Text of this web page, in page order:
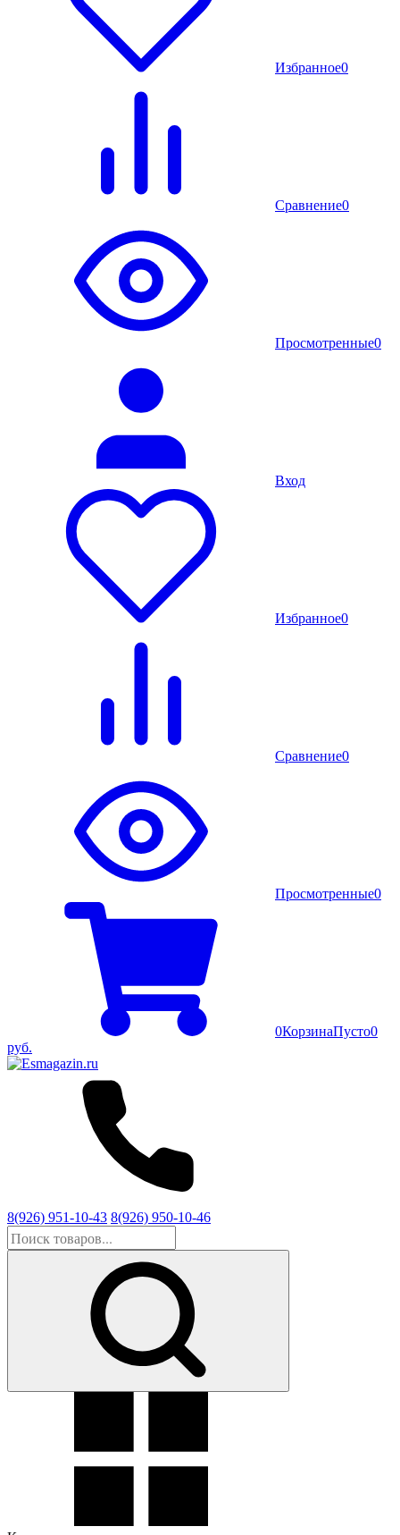
Избранное0
Сравнение0
Просмотренные0
Вход
Избранное0
Сравнение0
Просмотренные0
0КорзинаПусто0
руб.
8(926) 951-10-43 8(926) 950-10-46